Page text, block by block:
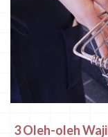
3 Oleh-oleh